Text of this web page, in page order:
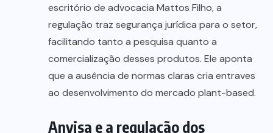
escritório de advocacia Mattos Filho, a
regulação traz segurança jurídica para o setor,
facilitando tanto a pesquisa quanto a
comercialização desses produtos. Ele aponta
que a ausência de normas claras cria entraves
ao desenvolvimento do mercado plant-based.
Anvisa e a regulação dos